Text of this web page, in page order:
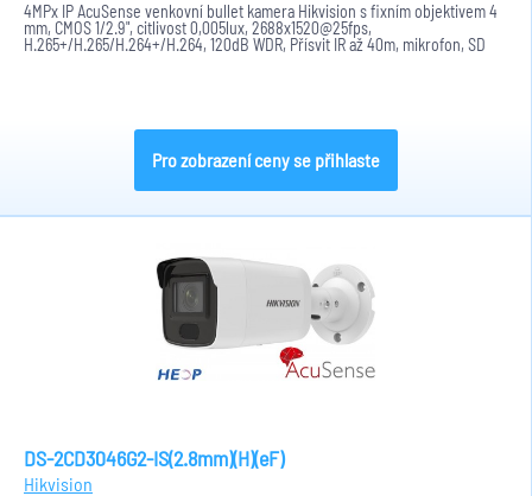
4MPx IP AcuSense venkovní bullet kamera Hikvision s fixním objektivem 4
mm, CMOS 1/2.9", citlivost 0,005lux, 2688x1520@25fps,
H.265+/H.265/H.264+/H.264, 120dB WDR, Přísvit IR až 40m, mikrofon, SD
Pro zobrazení ceny se přihlaste
DS-2CD3046G2-IS(2.8mm)(H)(eF)
Hikvision